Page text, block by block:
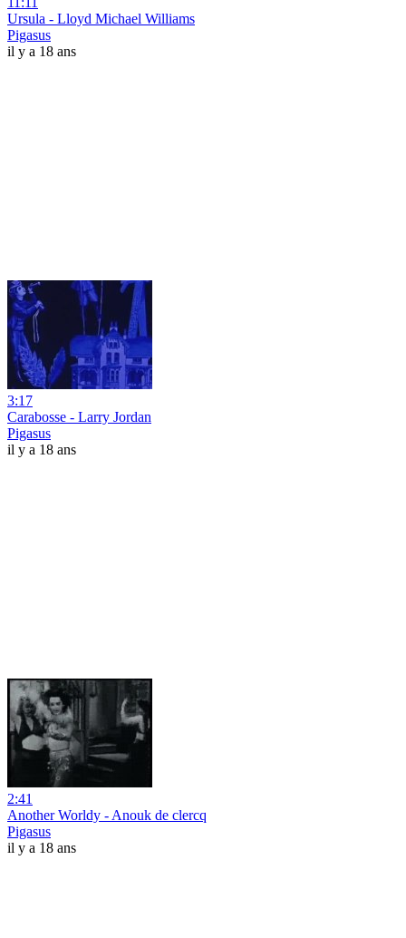
Ursula - Lloyd Michael Williams
Pigasus
il y a 18 ans
3:17
Carabosse - Larry Jordan
Pigasus
il y a 18 ans
2:41
Another Worldy - Anouk de clercq
Pigasus
il y a 18 ans